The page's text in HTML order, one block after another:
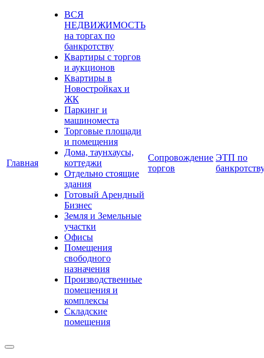
Главная
ВСЯ
НЕДВИЖИМОСТЬ
на торгах по
банкротству
Квартиры с торгов
и аукционов
Квартиры в
Новостройках и
ЖК
Паркинг и
машиноместа
Торговые площади
и помещения
Дома, таунхаусы,
коттеджи
Отдельно стоящие
здания
Готовый Арендный
Бизнес
Земля и Земельные
участки
Офисы
Помещения
свободного
назначения
Производственные
помещения и
комплексы
Складские
помещения
Сопровождение
торгов
ЭТП по